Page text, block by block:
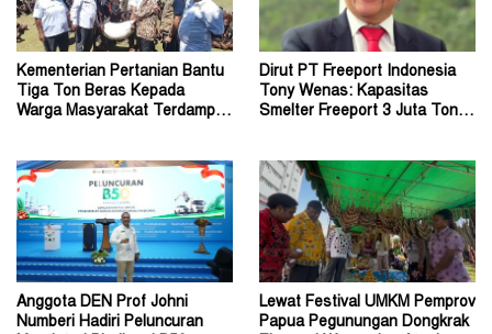
Kementerian Pertanian Bantu
Tiga Ton Beras Kepada
Warga Masyarakat Terdampak
Dirut PT Freeport Indonesia
Tony Wenas: Kapasitas
Smelter Freeport 3 Juta Ton
Anggota DEN Prof Johni
Numberi Hadiri Peluncuran
Lewat Festival UMKM Pemprov
Papua Pegunungan Dongkrak